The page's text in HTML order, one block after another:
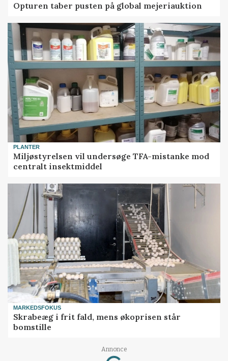
Opturen taber pusten på global mejeriauktion
PLANTER
Miljøstyrelsen vil undersøge TFA-mistanke mod
centralt insektmiddel
MARKEDSFOKUS
Skrabeæg i frit fald, mens økoprisen står
bomstille
Annonce